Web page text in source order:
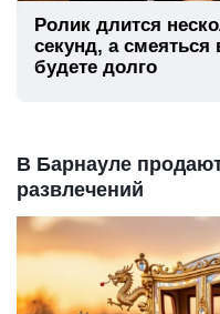
Ролик длится
секунд, а смеяться
будете долго
В Барнауле
развлечений